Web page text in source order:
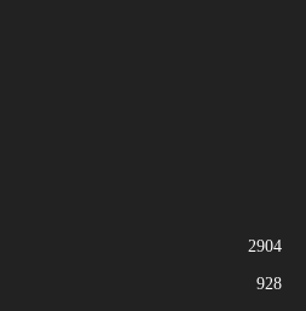
2904
928